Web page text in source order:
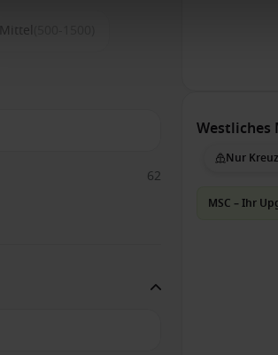
Mittel
62
Westliches
Nur
MSC – Ihr